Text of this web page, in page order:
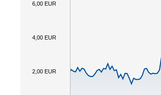
2,00 EUR
4,00 EUR
6,00 EUR